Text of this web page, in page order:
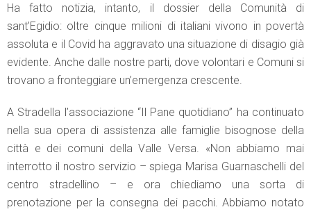
Ha fatto notizia, intanto, il dossier della Comunità di
sant’Egidio: oltre cinque milioni di italiani vivono in povertà
assoluta e il Covid ha aggravato una situazione di disagio già
evidente. Anche dalle nostre parti, dove volontari e Comuni si
trovano a fronteggiare un’emergenza crescente.
A Stradella l’associazione “Il Pane quotidiano” ha continuato
nella sua opera di assistenza alle famiglie bisognose della
città e dei comuni della Valle Versa. «Non abbiamo mai
interrotto il nostro servizio – spiega Marisa Guarnaschelli del
centro stradellino – e ora chiediamo una sorta di
prenotazione per la consegna dei pacchi. Abbiamo notato